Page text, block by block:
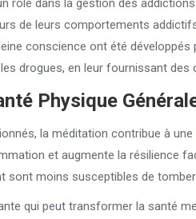
rôle dans la gestion des
de leurs comportements
conscience ont été
drogues, en leur fournissant
Physique
la méditation contribue à
et augmente la résilience
sont moins susceptibles de
qui peut transformer la santé